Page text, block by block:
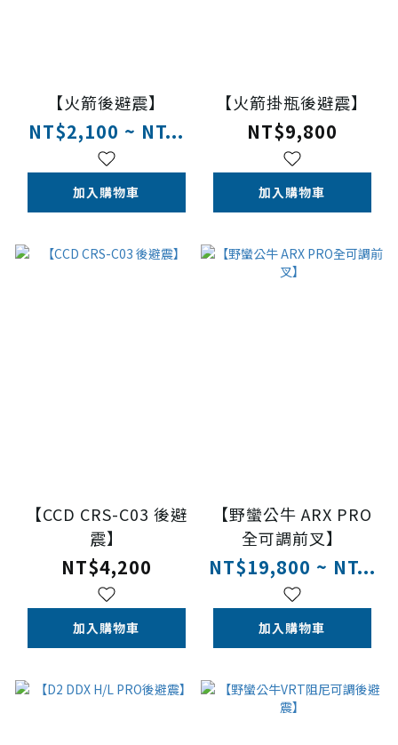
【火箭後避震】
NT$2,100 ~ NT...
加入購物車
【火箭掛瓶後避震】
NT$9,800
加入購物車
【CCD CRS-C03 後避
震】
NT$4,200
加入購物車
【野蠻公牛 ARX PRO
全可調前叉】
NT$19,800 ~ NT...
加入購物車